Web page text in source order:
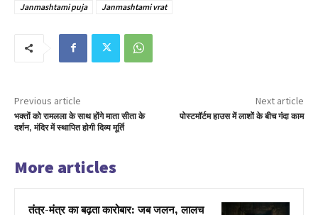
Janmashtami puja
Janmashtami vrat
Previous article
भक्तों को रामलला के साथ होंगे माता सीता के
दर्शन, मंदिर में स्थापित होगी दिव्य मूर्ति
Next article
पोस्टमॉर्टम हाउस में लाशों के बीच गंदा काम
More articles
तंत्र-मंत्र का बढ़ता कारोबार: जब जलन, लालच